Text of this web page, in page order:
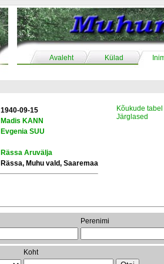
Avaleht Külad
1940-09-15
Madis KANN
Evgenia SUU
Rässa Aruvälja
Rässa, Muhu vald, Saaremaa
Kõukude tabel
Järglased
Perenimi
Koht